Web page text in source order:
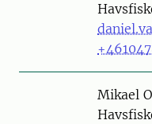
PersonMikael